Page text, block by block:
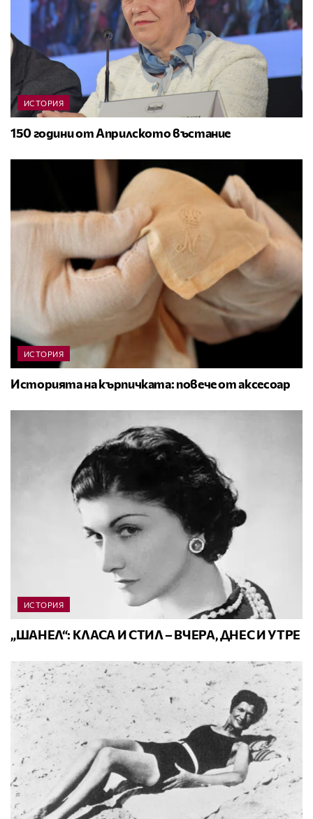
ИСТОРИЯ
150 години от Априлското въстание
ИСТОРИЯ
Историята на кърпичката: повече от аксесоар
ИСТОРИЯ
„ШАНЕЛ“: КЛАСА И СТИЛ – ВЧЕРА, ДНЕС И УТРЕ